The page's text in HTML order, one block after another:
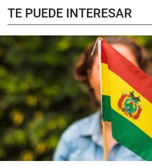
TE PUEDE INTERESAR